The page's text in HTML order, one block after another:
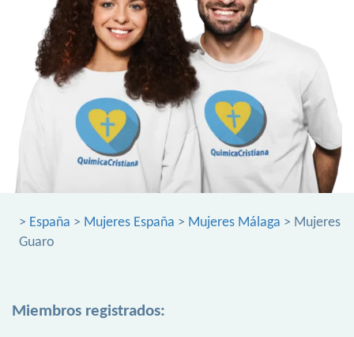
> España > Mujeres España > Mujeres Málaga > Mujeres
Guaro
Miembros registrados: